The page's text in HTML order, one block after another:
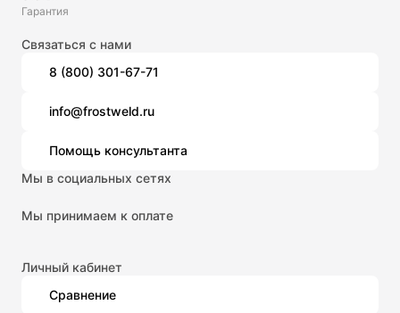
Гарантия
Связаться с нами
8 (800) 301-67-71
info@frostweld.ru
Помощь консультанта
Мы в социальных сетях
Мы принимаем к оплате
Личный кабинет
Сравнение